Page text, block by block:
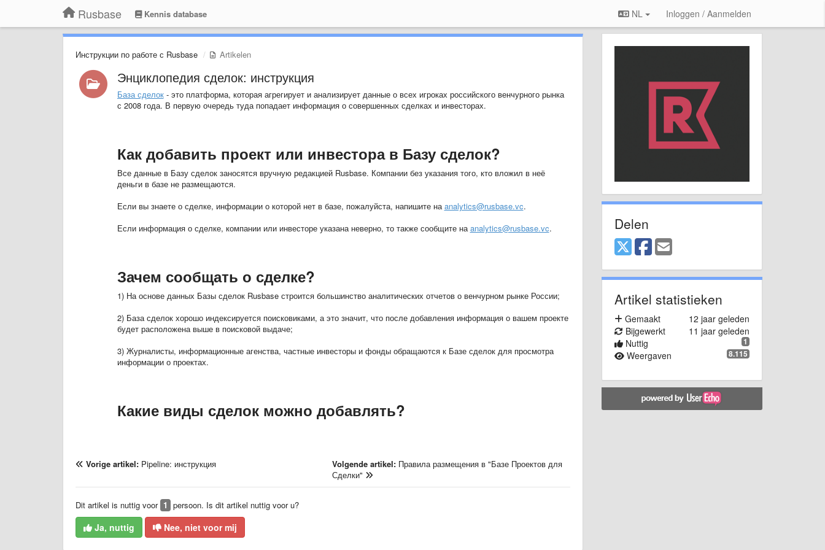
Rusbase Kennis database NL Inloggen / Aanmelden
Инструкции по работе с Rusbase Artikelen
Энциклопедия сделок: инструкция
База сделок- это платформа, которая агрегирует и анализирует данные о всех игроках российского венчурного рынка
с 2008 года. В первую очередь туда попадает информация о совершенных сделках и инвесторах.
Как добавить проект или инвестора в Базу сделок?
Все данные в Базу сделок заносятся вручную редакцией Rusbase. Компании без указания того, кто вложил в неё
деньги в базе не размещаются.
Если вы знаете о сделке, информации о которой нет в базе, пожалуйста, напишите наanalytics@rusbase.vc.
Если информация о сделке, компании или инвесторе указана неверно, то также сообщите наanalytics@rusbase.vc.
Зачем сообщать о сделке?
1) На основе данных Базы сделок Rusbase строится большинство аналитических отчетов о венчурном рынке России;
2) База сделок хорошо индексируется поисковиками, а это значит, что после добавления информация о вашем проекте
будет расположена выше в поисковой выдаче;
3) Журналисты, информационные агенства, частные инвесторы и фонды обращаются к Базе сделок для просмотра
информации о проектах.
Какие виды сделок можно добавлять?
Vorige artikel: Pipeline: инструкция Volgende artikel: Правила размещения в "Базе Проектов для
Сделки"
Dit artikel is nuttig voor 1 persoon. Is dit artikel nuttig voor u?
Ja, nuttig Nee, niet voor mij
Delen
Artikel statistieken
12 jaar geleden
Gemaakt
11 jaar geleden
Bijgewerkt
1
Nuttig
8.115
Weergaven